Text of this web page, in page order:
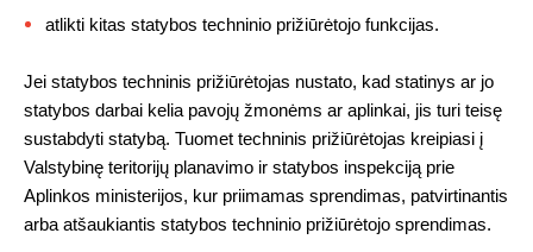
atlikti kitas statybos techninio prižiūrėtojo funkcijas.
Jei statybos techninis prižiūrėtojas nustato, kad statinys ar jo
statybos darbai kelia pavojų žmonėms ar aplinkai, jis turi teisę
sustabdyti statybą. Tuomet techninis prižiūrėtojas kreipiasi į
Valstybinę teritorijų planavimo ir statybos inspekciją prie
Aplinkos ministerijos, kur priimamas sprendimas, patvirtinantis
arba atšaukiantis statybos techninio prižiūrėtojo sprendimas.